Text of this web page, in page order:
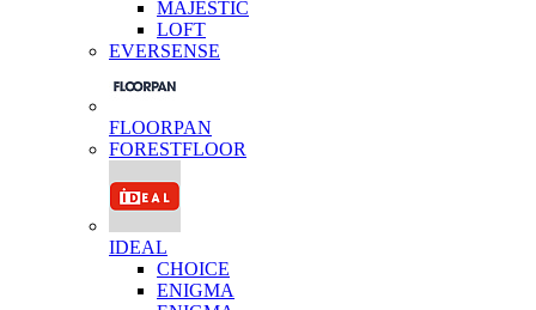
MAJESTIC
LOFT
EVERSENSE
FLOORPAN
FORESTFLOOR
IDEAL
CHOICE
ENIGMA